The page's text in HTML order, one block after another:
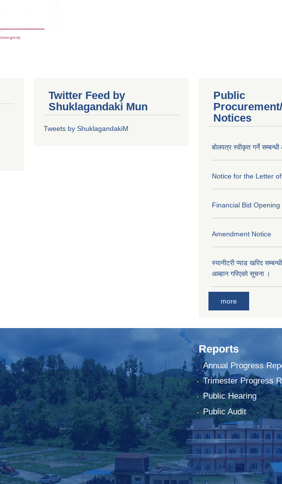
Twitter Feed by
Shuklagandaki Mun
Tweets by ShuklagandakiM
Public
Notices
बोलपत्र स्वीकृत गर्ने
Notice for the Letter of
Financial Bid Opening
Amendment Notice
स्यानीटरी प्याड खरिद
आब्हान गरिएको सूचना ।
more
Reports
Annual Progress
Trimester Progress
Public Hearing
Public Audit